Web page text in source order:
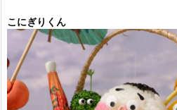
こにぎりくん